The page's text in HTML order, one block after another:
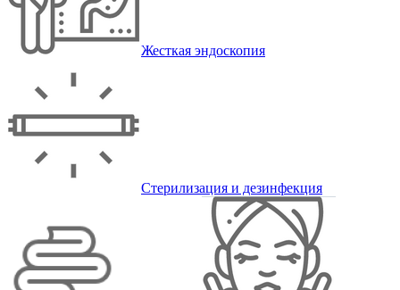
Жесткая эндоскопия
Стерилизация и дезинфекция